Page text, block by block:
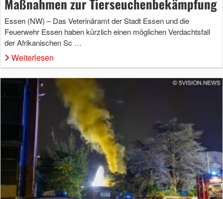
Essen (NW) – Das Veterinäramt der Stadt Essen und die
Feuerwehr Essen haben kürzlich einen möglichen Verdachtsfall
der Afrikanischen Sc …
Weiterlesen